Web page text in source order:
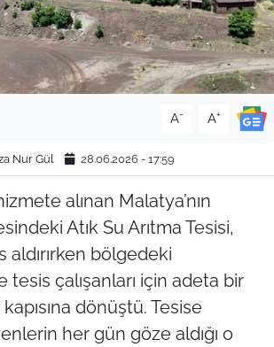
A- A+
Nur Gül 28.06.2026 - 17:59
alınan Malatya’nın
Atık Su Arıtma Tesisi,
bölgedeki
tesis çalışanları için adeta bir
dönüştü. Tesise
her gün göze aldığı o